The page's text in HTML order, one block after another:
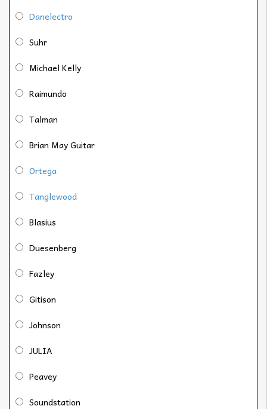
Danelectro
Suhr
Michael Kelly
Raimundo
Talman
Brian May Guitar
Ortega
Tanglewood
Blasius
Duesenberg
Fazley
Gitison
Johnson
JULIA
Peavey
Soundstation